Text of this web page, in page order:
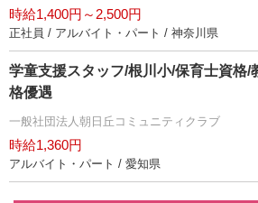
時給1,400円～2,500円
正社員 / アルバイト・パート / 神奈川県
学童支援スタッフ/根川小/保育士資格/
格優遇
一般社団法人朝日丘コミュニティクラブ
時給1,360円
アルバイト・パート / 愛知県